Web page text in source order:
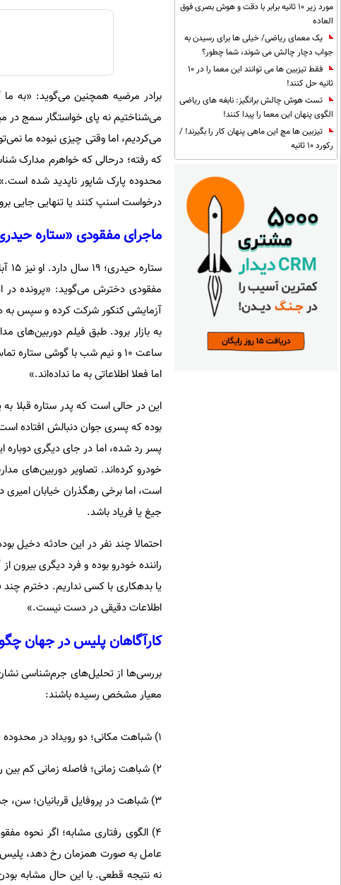
مورد زیر 10 ثانیه برابر با دقت و هوش بصری فوق
العاده
یک معمای ریاضی/ خیلی ها برای رسیدن به
جواب دچار چالش می شوند، شما چطور؟
فقط تیزبین ها می توانند این معما را در 10
ثانیه حل کنند!
تست هوش چالش برانگیز: نابغه های ریاضی
الگوی پنهان این معما را پیدا کنند!
تیزبین ها مچ این ماهی پنهان کار را بگیرند! /
رکورد 10 ثانیه
برادر مرضیه همچنین می‌گوید: «به ما
می‌شناختیم نه پای خواستگار سمج در
می‌کردیم، اما وقتی چیزی نبوده ما
که رفته؛ درحالی که خواهرم مدارک
محدوده پارک شاپور ناپدید شده
درخواست اسنپ کنند یا تنهایی جایی
ماجرای مفقودی «ستاره
مفقودی دخترش می‌گوید: «پرونده در
آزمایشی کنکور شرکت کرده و سپس به
به بازار برود. طبق فیلم دوربین‌های
ساعت ۱۰ و نیم شب با گوشی
اما فعلا اطلاعاتی به ما نداده‌اند.»
این در حالی است که پدر ستاره قبلا
بوده که پسری جوان دنبالش افتاده
پسر رد شده، اما در جای دیگری
خودرو کرده‌اند. تصاویر دوربین‌های
است، اما برخی رهگذران خیابان
جیغ یا فریاد باشد.
احتمالا چند نفر در این حادثه
راننده خودرو بوده و فرد دیگری
یا بدهکاری با کسی نداریم. دخترم
اطلاعات دقیقی در دست نیست.»
کارآگاهان پلیس در جهان
بررسی‌ها از تحلیل‌های جرم‌شناسی
معیار مشخص رسیده باشند:
۱) شباهت مکانی؛ دو رویداد در محدوده یا نقطه جغرافیایی نزدیک به هم رخ داده باشد.
۲) شباهت زمانی؛ فاصله زمانی کم بین رویدادها می‌تواند حساسیت ایجاد کند.
۳) شباهت در پروفایل قربانیان؛ سن، جنسیت، ظاهر و سبک زندگی یا الگوی رفت‌وآمد مشابه.
۴) الگوی رفتاری مشابه؛ اگر نحوه
عامل به صورت همزمان رخ دهد، پلیس
نه نتیجه قطعی. با این حال مشابه